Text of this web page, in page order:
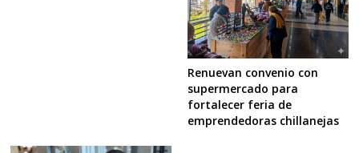
Renuevan convenio con
supermercado para
fortalecer feria de
emprendedoras chillanejas